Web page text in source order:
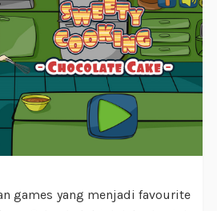
games yang menjadi favourite